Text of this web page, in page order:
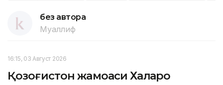
без автора
Муаллиф
16:15, 03 Август 2026
Қозоғистон жамоаси Халқаро